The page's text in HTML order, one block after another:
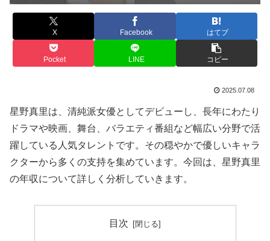
X Facebook はてブ
Pocket LINE コピー
2025.07.08
星野真里は、清純派女優としてデビューし、長年にわたり
ドラマや映画、舞台、バラエティ番組など幅広い分野で活
躍している人気タレントです。その穏やかで優しいキャラ
クターから多くの支持を集めています。今回は、星野真里
の年収について詳しく分析していきます。
目次